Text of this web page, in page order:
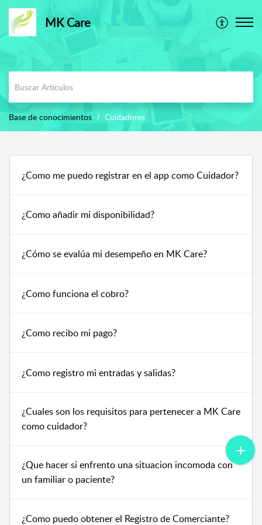
MK Care
Base de conocimientos Cuidadores
¿Como me puedo registrar en el app como Cuidador?
¿Como añadir mi disponibilidad?
¿Cómo se evalúa mi desempeño en MK Care?
¿Como funciona el cobro?
¿Como recibo mi pago?
¿Como registro mi entradas y salidas?
¿Cuales son los requisitos para pertenecer a MK Care
como cuidador?
¿Que hacer si enfrento una situacion incomoda con
un familiar o paciente?
¿Como puedo obtener el Registro de Comerciante?